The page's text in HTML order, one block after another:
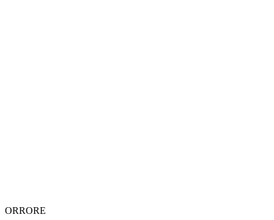
ORRORE